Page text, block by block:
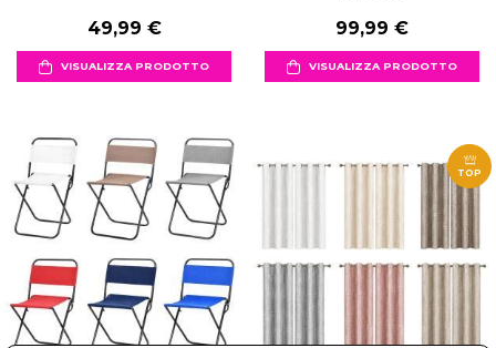
49,99 €
VISUALIZZA PRODOTTO
99,99 €
VISUALIZZA PRODOTTO
TOP